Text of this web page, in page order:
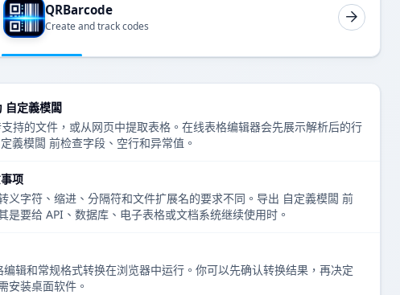
QRBarcode
Create and track codes
自定義模闆
持的文件，或从网页中提取表格。在线表格编辑器会先展示解析后的行
義模闆 前检查字段、空行和异常值。
项
义字符、缩进、分隔符和文件扩展名的要求不同。导出 自定義模闆 前
是要给 API、数据库、电子表格或文档系统继续使用时。
辑和常规格式转换在浏览器中运行。你可以先确认转换结果，再决定
安装桌面软件。